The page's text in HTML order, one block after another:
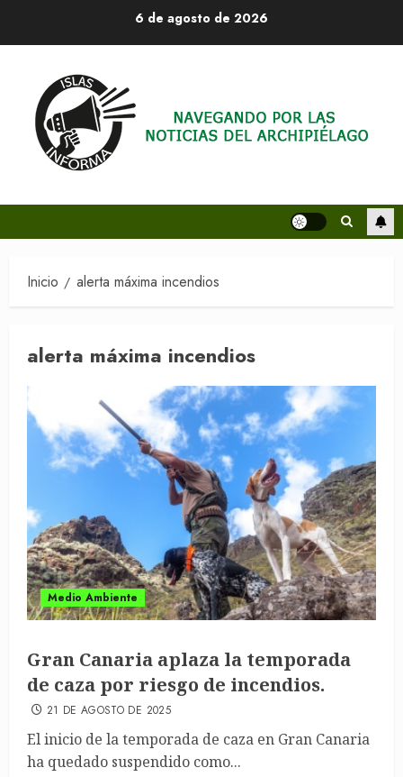
6 de agosto de 2026
Inicio alerta máxima incendios
alerta máxima incendios
Medio Ambiente
Gran Canaria aplaza la temporada
de caza por riesgo de incendios.
21 DE AGOSTO DE 2025
El inicio de la temporada de caza en Gran Canaria
ha quedado suspendido como...